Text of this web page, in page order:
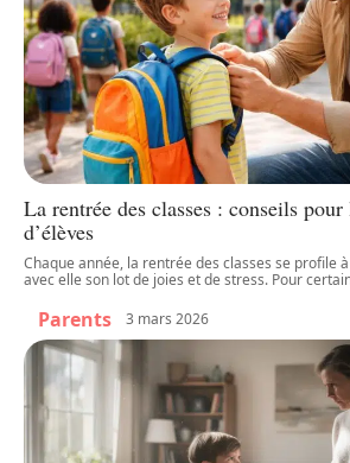
La rentrée des classes : conseils pour
d’élèves
Chaque année, la rentrée des classes se profile
avec elle son lot de joies et de stress. Pour
Parents 3 mars 2026